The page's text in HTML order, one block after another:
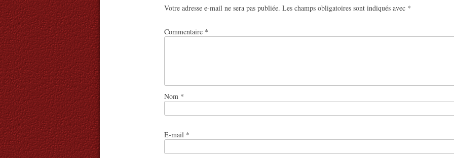
Votre adresse e-mail ne sera pas publiée. Les champs obligatoires sont indiqués avec *
Commentaire *
Nom *
E-mail *